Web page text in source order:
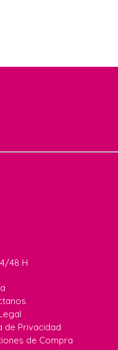
48 H
de Privacidad
de Compra